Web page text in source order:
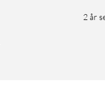
2 år